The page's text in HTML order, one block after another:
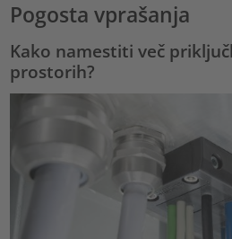
Pogosta vprašanja
Kako namestiti več
prostorih?